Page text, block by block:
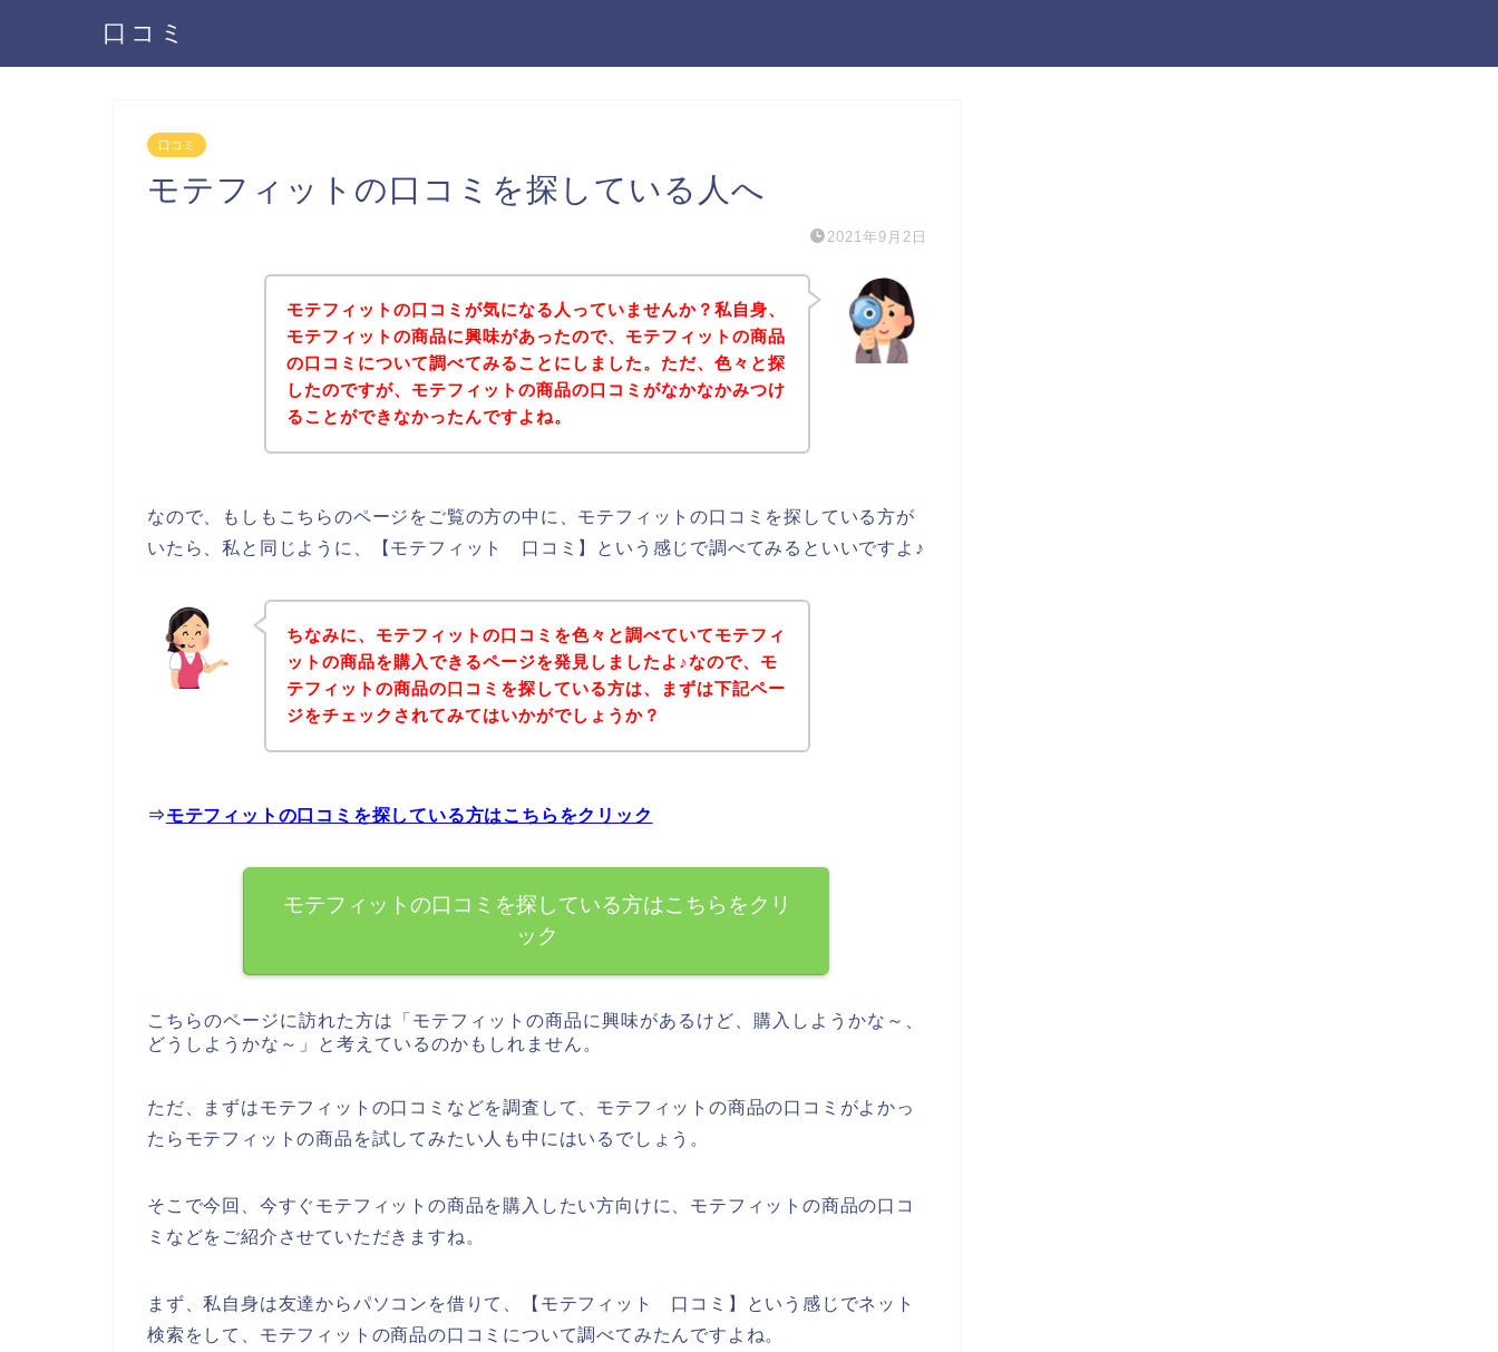
口コミ
口コミ
モテフィットの口コミを探している人へ
2021年9月2日
モテフィットの口コミが気になる人っていませんか？私自身、
モテフィットの商品に興味があったので、モテフィットの商品
の口コミについて調べてみることにしました。ただ、色々と探
したのですが、モテフィットの商品の口コミがなかなかみつけ
ることができなかったんですよね。
なので、もしもこちらのページをご覧の方の中に、モテフィットの口コミを探している方が
いたら、私と同じように、【モテフィット 口コミ】という感じで調べてみるといいですよ♪
ちなみに、モテフィットの口コミを色々と調べていてモテフィ
ットの商品を購入できるページを発見しましたよ♪なので、モ
テフィットの商品の口コミを探している方は、まずは下記ペー
ジをチェックされてみてはいかがでしょうか？
⇒モテフィットの口コミを探している方はこちらをクリック
モテフィットの口コミを探している方はこちらをクリ
ック
こちらのページに訪れた方は「モテフィットの商品に興味があるけど、購入しようかな～、
どうしようかな～」と考えているのかもしれません。
ただ、まずはモテフィットの口コミなどを調査して、モテフィットの商品の口コミがよかっ
たらモテフィットの商品を試してみたい人も中にはいるでしょう。
そこで今回、今すぐモテフィットの商品を購入したい方向けに、モテフィットの商品の口コ
ミなどをご紹介させていただきますね。
まず、私自身は友達からパソコンを借りて、【モテフィット 口コミ】という感じでネット
検索をして、モテフィットの商品の口コミについて調べてみたんですよね。